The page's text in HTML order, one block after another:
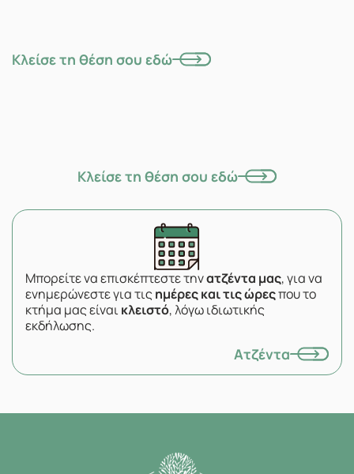
Κλείσε τη θέση σου εδώ
Κλείσε τη θέση σου εδώ
Μπορείτε να επισκέπτεστε τηνατζέντα μας, για να
ενημερώνεστε για τιςημέρες και τις ώρεςπου το
κτήμα μας είναικλειστό, λόγω ιδιωτικής
εκδήλωσης.
Ατζέντα